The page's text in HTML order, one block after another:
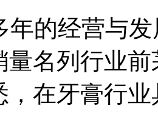
年的经营与
量名列行业
，在牙膏行